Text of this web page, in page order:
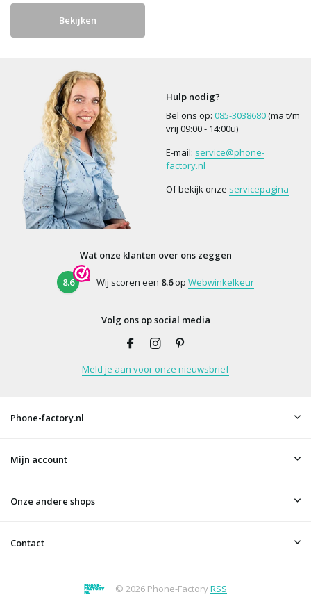
Bekijken
Hulp nodig?
Bel ons op: 085-3038680(ma t/m
vrij 09:00 - 14:00u)
E-mail: service@phone-
factory.nl
Of bekijk onze servicepagina
Wat onze klanten over ons zeggen
8.6 Wij scoren een 8.6op Webwinkelkeur
Volg ons op social media
Meld je aan voor onze nieuwsbrief
Phone-factory.nl
Mijn account
Onze andere shops
Contact
© 2026 Phone-FactoryRSS